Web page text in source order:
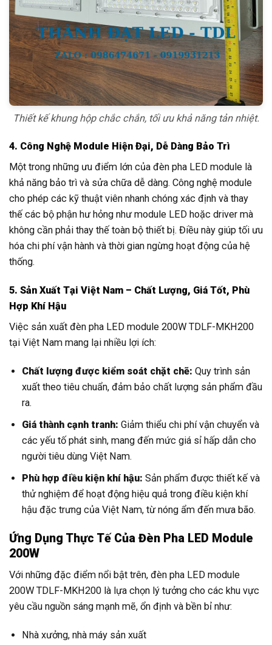
Thiết kế khung hộp chắc chắn, tối ưu khả năng tản nhiệt.
4. Công Nghệ Module Hiện Đại, Dễ Dàng Bảo Trì
Một trong những ưu điểm lớn của đèn pha LED module là
khả năng bảo trì và sửa chữa dễ dàng. Công nghệ module
cho phép các kỹ thuật viên nhanh chóng xác định và thay
thế các bộ phận hư hỏng như module LED hoặc driver mà
không cần phải thay thế toàn bộ thiết bị. Điều này giúp tối ưu
hóa chi phí vận hành và thời gian ngừng hoạt động của hệ
thống.
5. Sản Xuất Tại Việt Nam – Chất Lượng, Giá Tốt, Phù
Hợp Khí Hậu
Việc sản xuất đèn pha LED module 200W TDLF-MKH200
tại Việt Nam mang lại nhiều lợi ích:
Chất lượng được kiểm soát chặt chẽ: Quy trình sản
xuất theo tiêu chuẩn, đảm bảo chất lượng sản phẩm đầu
ra.
Giá thành cạnh tranh: Giảm thiểu chi phí vận chuyển và
các yếu tố phát sinh, mang đến mức giá sỉ hấp dẫn cho
người tiêu dùng Việt Nam.
Phù hợp điều kiện khí hậu: Sản phẩm được thiết kế và
thử nghiệm để hoạt động hiệu quả trong điều kiện khí
hậu đặc trưng của Việt Nam, từ nóng ẩm đến mưa bão.
Ứng Dụng Thực Tế Của Đèn Pha LED Module
200W
Với những đặc điểm nổi bật trên, đèn pha LED module
200W TDLF-MKH200 là lựa chọn lý tưởng cho các khu vực
yêu cầu nguồn sáng mạnh mẽ, ổn định và bền bỉ như:
Nhà xưởng, nhà máy sản xuất